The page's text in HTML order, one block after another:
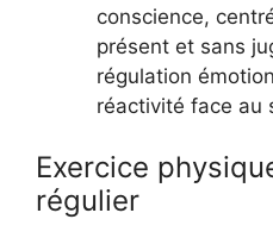
conscience,
présent et sans
régulation
réactivité face au
Exercice
régulier